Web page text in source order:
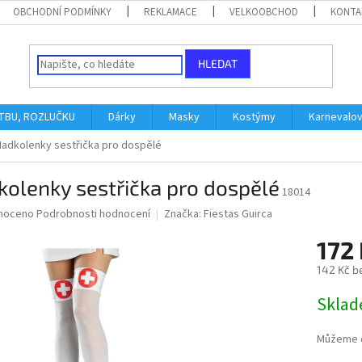
OBCHODNÍ PODMÍNKY REKLAMACE VELKOOBCHOD
HLEDAT
ROZLUČKU Dárky Masky Kostýmy
sestřička pro dospělé
sestřička pro dospělé18014
Podrobnosti hodnocení Značka: Fiestas Guirca
172
142 Kč
cena:
Můžeme